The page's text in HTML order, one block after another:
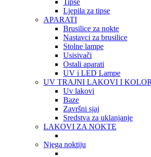
Ljepila za tipse
APARATI
Brusilice za nokte
Nastavci za brusilice
Stolne lampe
Usisivači
Ostali aparati
UV i LED Lampe
UV TRAJNI LAKOVI I
Uv lakovi
Baze
Završni sjaj
Sredstva za uklanjanje
LAKOVI ZA NOKTE
Njega noktiju